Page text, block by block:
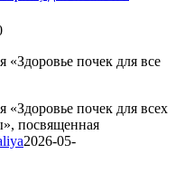
«Здоровье почек для все
«Здоровье почек для всех
посвященная
2026-05-